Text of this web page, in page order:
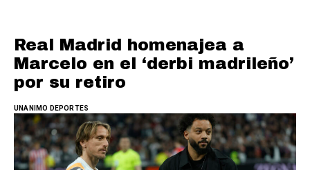
Real Madrid homenajea a
Marcelo en el ‘derbi madrileño’
por su retiro
UNANIMO DEPORTES